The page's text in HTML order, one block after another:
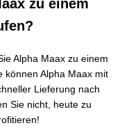
zu einem
Alpha Maax zu einem
können Alpha Maax mit
Lieferung nach
Sie nicht, heute zu